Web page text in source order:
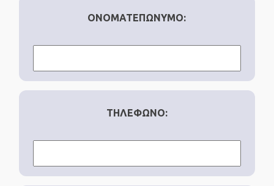
ΟΝΟΜΑΤΕΠΩΝΥΜΟ:
ΤΗΛΕΦΩΝΟ: